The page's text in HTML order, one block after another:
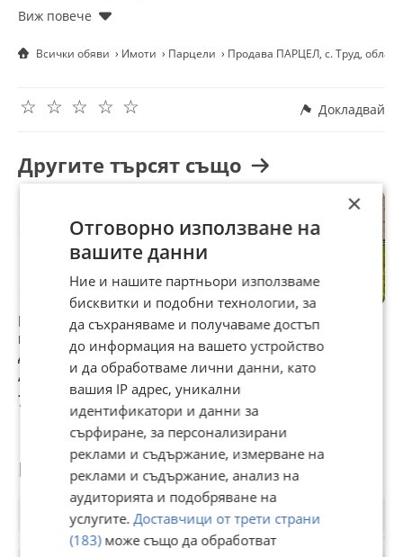
до Пловдив на 15 мин.
същевременно близо до всичко необходимо за
Не изпускайте възможността да инвестирате в място с
Всички обяви Имоти Парцели Продава ПАРЦЕЛ, с. Труд,
☆
☆
☆
☆
☆ Докладвай
Другите търсят също
Продава ПАРЦЕЛ,
гр. Балчик, област
Добрич
40 000 €
78 233,20 лв
Продава ПАРЦЕЛ,
гр. София, Горна
баня
240 000 €
469 399,20 лв
Продава ПАРЦЕЛ,
гр. Пловдив,
Карловско шосе
1 576 766,67 €
Потребител
×
Отговорно използване на
вашите данни
Ние и нашите партньори използваме
бисквитки и подобни технологии, за
да съхраняваме и получаваме достъп
до информация на вашето устройство
и да обработваме лични данни, като
вашия IP адрес, уникални
идентификатори и данни за
сърфиране, за персонализирани
реклами и съдържание, измерване на
реклами и съдържание, анализ на
аудиторията и подобряване на
услугите. Доставчици от трети страни
(183)може също да обработват